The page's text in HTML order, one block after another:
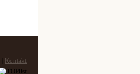
Kontakt